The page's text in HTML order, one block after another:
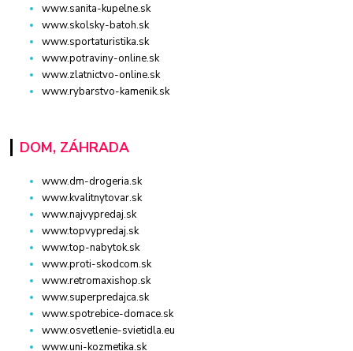
www.sanita-kupelne.sk
www.skolsky-batoh.sk
www.sportaturistika.sk
www.potraviny-online.sk
www.zlatnictvo-online.sk
www.rybarstvo-kamenik.sk
DOM, ZÁHRADA
www.dm-drogeria.sk
www.kvalitnytovar.sk
www.najvypredaj.sk
www.topvypredaj.sk
www.top-nabytok.sk
www.proti-skodcom.sk
www.retromaxishop.sk
www.superpredajca.sk
www.spotrebice-domace.sk
www.osvetlenie-svietidla.eu
www.uni-kozmetika.sk